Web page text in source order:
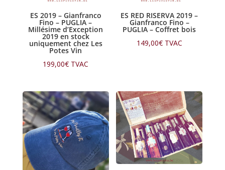
ES 2019 – Gianfranco
Fino – PUGLIA –
Millésime d’Exception
2019 en stock
uniquement chez Les
Potes Vin
199,00€ TVAC
ES RED RISERVA 2019 –
Gianfranco Fino –
PUGLIA – Coffret bois
149,00€ TVAC